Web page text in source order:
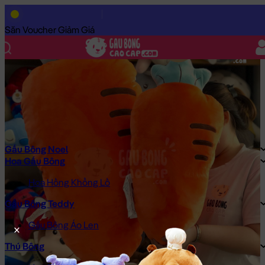
Săn Voucher Giảm Giá
Gấu Bông Noel
Hoa Gấu Bông
Hoa Hồng Khổng Lồ
Gấu Bông Teddy
Gấu Bông Áo Len
Thú Bông
Trang Chủ